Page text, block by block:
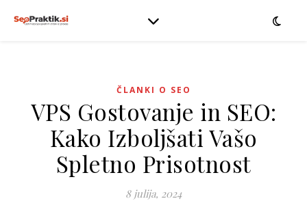
ČLANKI O SEO
VPS Gostovanje in SEO:
Kako Izboljšati Vašo
Spletno Prisotnost
8 julija, 2024